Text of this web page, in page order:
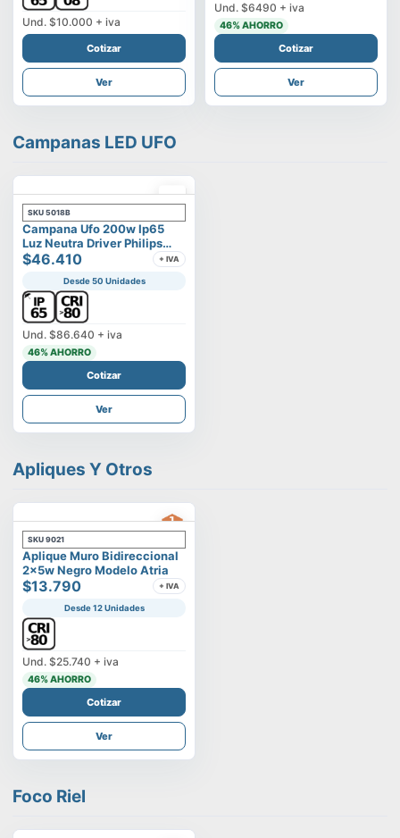
Und. $10.000 + iva
Cotizar
Ver
Und. $6490 + iva
46% AHORRO
Cotizar
Ver
Campanas LED UFO
SKU 5018B
Campana Ufo 200w Ip65
Luz Neutra Driver Philips
Modelo Eltanin
$46.410 + IVA
Desde 50 Unidades
Und. $86.640 + iva
46% AHORRO
Cotizar
Ver
Apliques Y Otros
SKU 9021
Aplique Muro Bidireccional
2x5w Negro Modelo Atria
$13.790 + IVA
Desde 12 Unidades
Und. $25.740 + iva
46% AHORRO
Cotizar
Ver
Foco Riel